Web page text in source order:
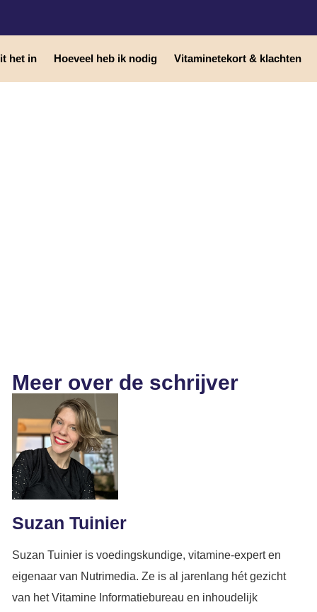
het in Hoeveel heb ik nodig Vitaminetekort & klachten
Meer over de schrijver
Suzan Tuinier
Suzan Tuinier is voedingskundige, vitamine-expert en
eigenaar van Nutrimedia. Ze is al jarenlang hét gezicht
van het Vitamine Informatiebureau en inhoudelijk